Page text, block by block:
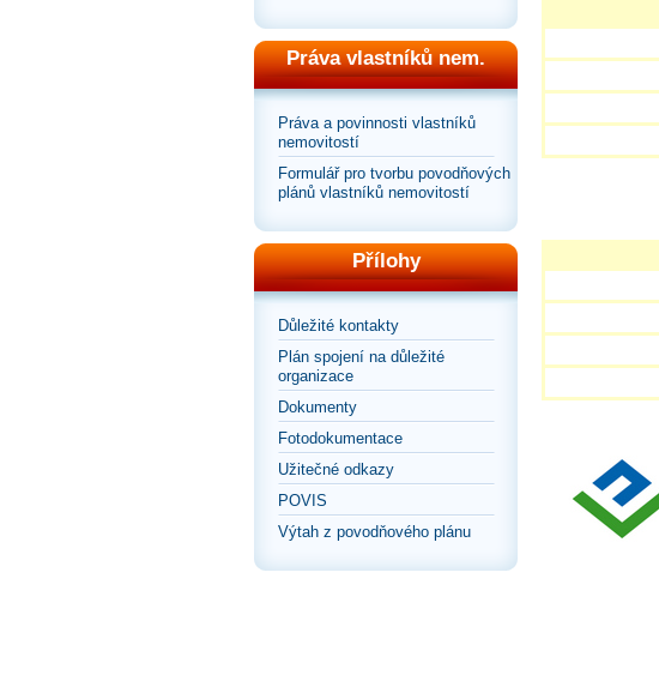
Práva vlastníků nem.
Práva a povinnosti vlastníků
nemovitostí
Formulář pro tvorbu povodňových
plánů vlastníků nemovitostí
Přílohy
Důležité kontakty
Plán spojení na důležité
organizace
Dokumenty
Fotodokumentace
Užitečné odkazy
POVIS
Výtah z povodňového plánu